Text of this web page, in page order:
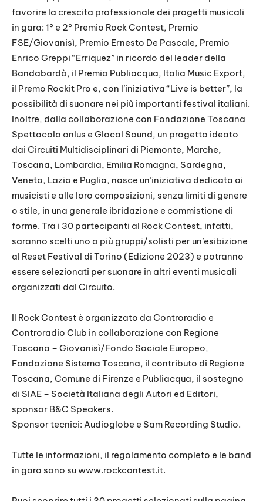
favorire la crescita professionale dei progetti musicali
in gara: 1° e 2° Premio Rock Contest, Premio
FSE/Giovanisì, Premio Ernesto De Pascale, Premio
Enrico Greppi “Erriquez” in ricordo del leader della
Bandabardò, il Premio Publiacqua, Italia Music Export,
il Premo Rockit Pro e, con l’iniziativa “Live is better”, la
possibilità di suonare nei più importanti festival italiani.
Inoltre, dalla collaborazione con Fondazione Toscana
Spettacolo onlus e Glocal Sound, un progetto ideato
dai Circuiti Multidisciplinari di Piemonte, Marche,
Toscana, Lombardia, Emilia Romagna, Sardegna,
Veneto, Lazio e Puglia, nasce un’iniziativa dedicata ai
musicisti e alle loro composizioni, senza limiti di genere
o stile, in una generale ibridazione e commistione di
forme. Tra i 30 partecipanti al Rock Contest, infatti,
saranno scelti uno o più gruppi/solisti per un’esibizione
al Reset Festival di Torino (Edizione 2023) e potranno
essere selezionati per suonare in altri eventi musicali
organizzati dal Circuito.
Il Rock Contest è organizzato da Controradio e
Controradio Club in collaborazione con Regione
Toscana – Giovanisì/Fondo Sociale Europeo,
Fondazione Sistema Toscana, il contributo di Regione
Toscana, Comune di Firenze e Publiacqua, il sostegno
di SIAE – Società Italiana degli Autori ed Editori,
sponsor B&C Speakers.
Sponsor tecnici: Audioglobe e Sam Recording Studio.
Tutte le informazioni, il regolamento completo e le band
in gara sono su www.rockcontest.it.